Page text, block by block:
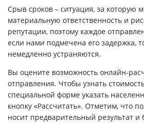
Срыв сроков – ситуация, за которую
материальную ответственность и
репутации, поэтому каждое
если нами подмечена его задержка,
немедленно устраняются.
Вы оцените возможность онлайн-
отправления. Чтобы узнать
специальной форме указать
кнопку «Рассчитать». Отметим, что
носит предварительный результат и